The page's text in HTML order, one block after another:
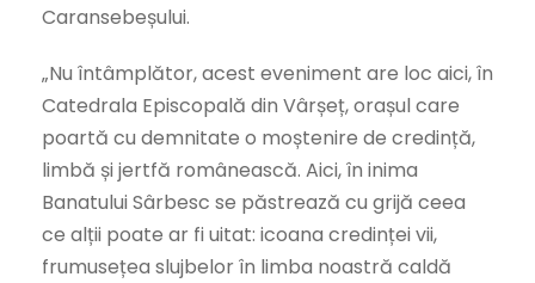
Caransebeșului.
„Nu întâmplător, acest eveniment are loc aici, în
Catedrala Episcopală din Vârșeț, orașul care
poartă cu demnitate o moștenire de credință,
limbă și jertfă românească. Aici, în inima
Banatului Sârbesc se păstrează cu grijă ceea
ce alții poate ar fi uitat: icoana credinței vii,
frumusețea slujbelor în limba noastră caldă